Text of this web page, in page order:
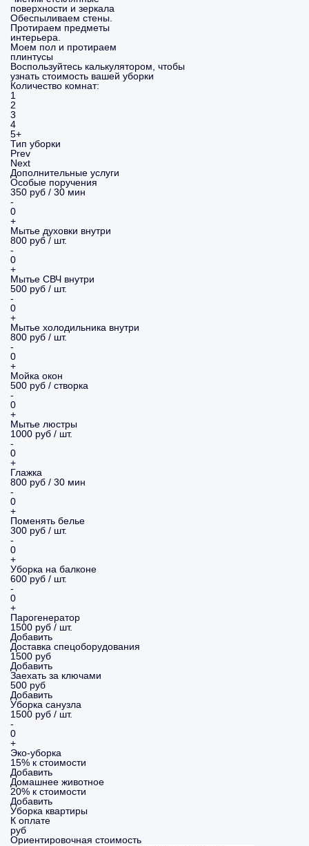
поверхности и зеркала
Обеспыливаем стены.
Протираем предметы
интерьера.
Моем пол и протираем
плинтусы
Воспользуйтесь калькулятором, чтобы
узнать стоимость вашей уборки
Количество комнат:
1
2
3
4
5+
Тип уборки
Prev
Next
Дополнительные услуги
Особые поручения
350 руб / 30 мин
-
0
+
Мытье духовки внутри
800 руб / шт.
-
0
+
Мытье СВЧ внутри
500 руб / шт.
-
0
+
Мытье холодильника внутри
800 руб / шт.
-
0
+
Мойка окон
500 руб / створка
-
0
+
Мытье люстры
1000 руб / шт.
-
0
+
Глажка
800 руб / 30 мин
-
0
+
Поменять белье
300 руб / шт.
-
0
+
Уборка на балконе
600 руб / шт.
-
0
+
Парогенератор
1500 руб / шт.
Добавить
Доставка спецоборудования
1500 руб
Добавить
Заехать за ключами
500 руб
Добавить
Уборка санузла
1500 руб / шт.
-
0
+
Эко-уборка
15% к стоимости
Добавить
Домашнее животное
20% к стоимости
Добавить
Уборка квартиры
К оплате
руб
Ориентировочная стоимость